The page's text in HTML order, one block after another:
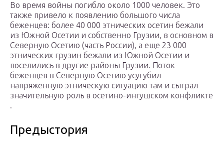
Во время войны погибло около 1000 человек. Это
также привело к появлению большого числа
беженцев: более 40 000 этнических осетин бежали
из Южной Осетии и собственно Грузии, в основном в
Северную Осетию (часть России), а еще 23 000
этнических грузин бежали из Южной Осетии и
поселились в другие районы Грузии. Поток
беженцев в Северную Осетию усугубил
напряженную этническую ситуацию там и сыграл
значительную роль в осетино-ингушском конфликте
.
Предыстория